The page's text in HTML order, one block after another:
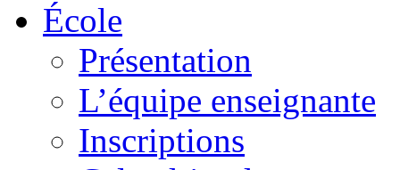
École
Présentation
L’équipe enseignante
Inscriptions